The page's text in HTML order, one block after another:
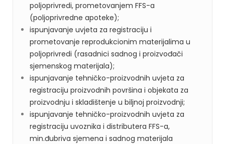
poljoprivredi, prometovanjem FFS-a
(poljoprivredne apoteke);
ispunjavanje uvjeta za registraciju i
prometovanje reprodukcionim materijalima u
poljoprivredi (rasadnici sadnog i proizvođači
sjemenskog materijala);
ispunjavanje tehničko-proizvodnih uvjeta za
registraciju proizvodnih površina i objekata za
proizvodnju i skladištenje u biljnoj proizvodnji;
ispunjavanje tehničko-proizvodnih uvjeta za
registraciju uvoznika i distributera FFS-a,
min.đubriva sjemena i sadnog materijala